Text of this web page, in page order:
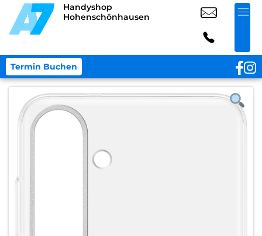
Handyshop
Hohenschönhausen
Termin Buchen